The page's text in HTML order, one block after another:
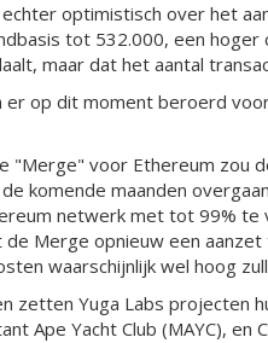
optimistisch over het
tot 532.000, een
maar dat het aantal
er op dit moment beroerd
"Merge" voor Ethereum zou
de komende maanden
netwerk met tot 99% te
de Merge opnieuw een
waarschijnlijk wel hoog
zetten Yuga Labs projecten
Ape Yacht Club (MAYC),